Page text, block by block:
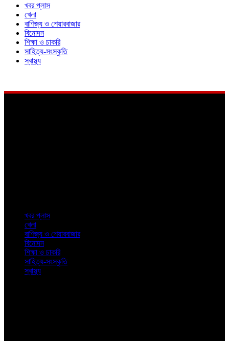
খবর প্লাস
খেলা
বাণিজ্য ও শেয়ারবাজার
বিনোদন
শিক্ষা ও চাকরি
সাহিত্য-সংস্কৃতি
স্বাস্থ্য
খবর প্লাস
খেলা
বাণিজ্য ও শেয়ারবাজার
বিনোদন
শিক্ষা ও চাকরি
সাহিত্য-সংস্কৃতি
স্বাস্থ্য